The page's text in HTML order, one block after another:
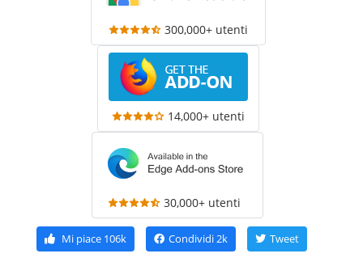
300,000+ utenti
14,000+ utenti
30,000+ utenti
Mi piace 106k Condividi2k Tweet